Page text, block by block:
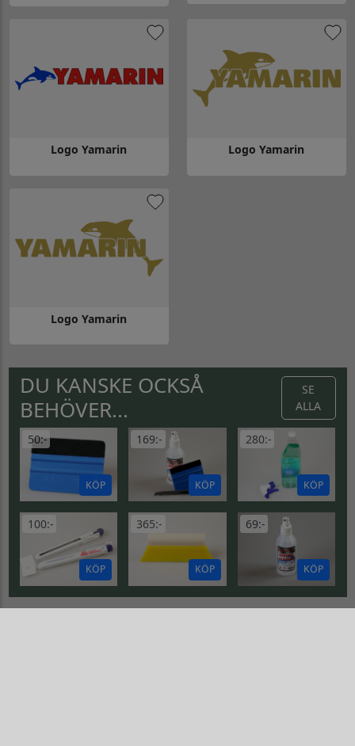
Logo Yamarin Logo Yamarin
Logo Yamarin
DU KANSKE OCKSÅ
BEHÖVER...
SE
ALLA
50:-
KÖP
169:-
KÖP
280:-
KÖP
100:-
KÖP
365:-
KÖP
69:-
KÖP